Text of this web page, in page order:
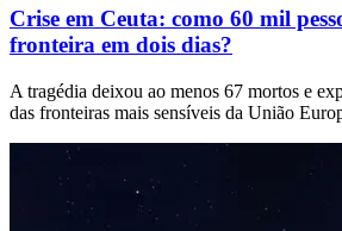
Crise em Ceuta: como 60 mil
fronteira em dois dias?
A tragédia deixou ao menos 67 mortos e
das fronteiras mais sensíveis da União